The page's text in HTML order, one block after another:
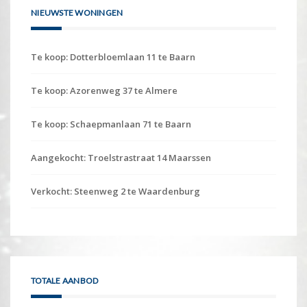
NIEUWSTE WONINGEN
Te koop: Dotterbloemlaan 11 te Baarn
Te koop: Azorenweg 37 te Almere
Te koop: Schaepmanlaan 71 te Baarn
Aangekocht: Troelstrastraat 14 Maarssen
Verkocht: Steenweg 2 te Waardenburg
TOTALE AANBOD